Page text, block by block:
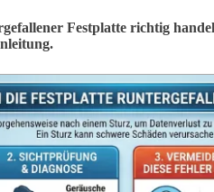
Festplatte richtig